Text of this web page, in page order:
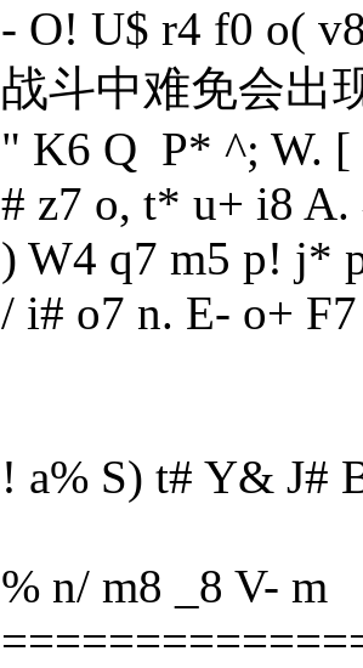
- O! U$ r4 f0 o(
战斗中难免会出
" K6 Q P* ^; W. [
# z7 o, t* u+ i8 A.
) W4 q7 m5 p! j*
/ i# o7 n. E- o+
! a% S) t# Y& J#
% n/ m8 _8 V- m